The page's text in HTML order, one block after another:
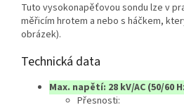
Tuto vysokonapěťovou sondu lze v
měřicím hrotem a nebo s háčkem,
obrázek).
Technická data
Max. napětí: 28 kV/AC (50/60
Přesnosti: